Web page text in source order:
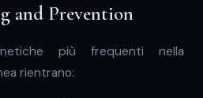
and Prevention
più frequenti nella
rientrano: